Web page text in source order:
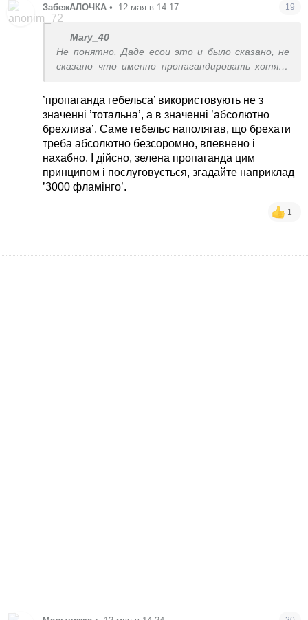
ЗабежАЛОЧКА • 12 мая в 14:17 19
Mary_40
Не понятно. Даде есои это и было сказано, не
сказано что именно пропагандировать хотят.
пропаганду Украину и против России. Может в
Украине пропаганда против России. Фраза без
точности и без понимания к чему она
прилагается.
И непонятно была ди она сказана
’пропаганда гебельса’ використовують не з
значенні ’тотальна’, а в значенні ’абсолютно
брехлива’. Саме гебельс наполягав, що брехати
треба абсолютно безсоромно, впевнено і
нахабно. І дійсно, зелена пропаганда цим
принципом і послуговується, згадайте наприклад
’3000 фламінго’.
1